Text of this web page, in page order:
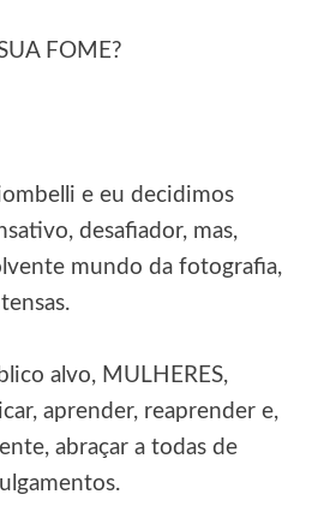
FOME?
e eu decidimos
desafiador, mas,
mundo da fotografia,
alvo, MULHERES,
aprender, reaprender e,
abraçar a todas de